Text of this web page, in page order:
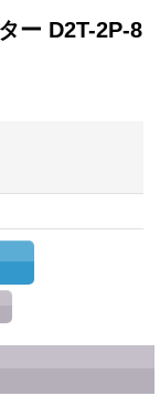
ー D2T-2P-8